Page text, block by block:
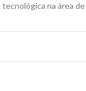
na área